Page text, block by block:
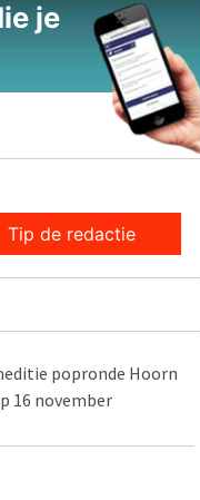
je
Tip de redactie
popronde Hoorn
16 november